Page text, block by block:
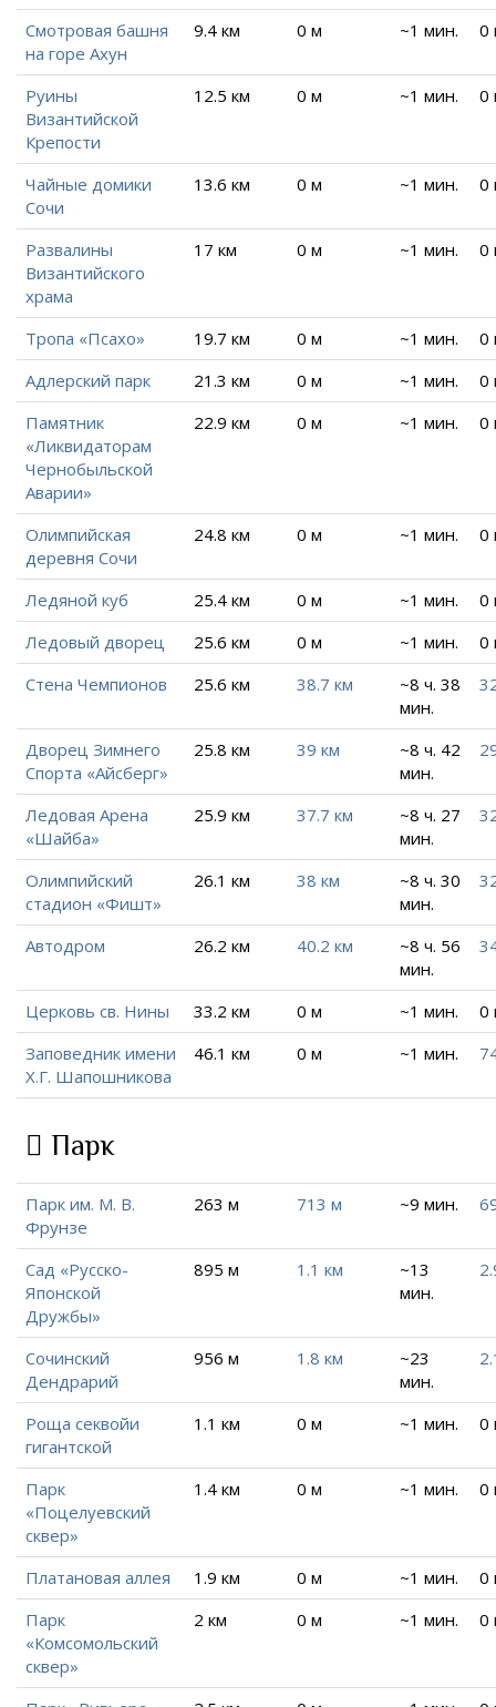
Смотровая башня
на горе Ахун
9.4 км 0 м ~1 мин. 0
Руины
Византийской
Крепости
12.5 км 0 м ~1 мин. 0
Чайные домики
Сочи
13.6 км 0 м ~1 мин. 0
Развалины
Византийского
храма
17 км 0 м ~1 мин. 0
Тропа «Псахо» 19.7 км 0 м ~1 мин.
0
Адлерский парк
21.3 км 0 м ~1 мин.
0
Памятник
«Ликвидаторам
Чернобыльской
Аварии»
22.9 км 0 м ~1 мин. 0
Олимпийская
деревня Сочи
24.8 км 0 м ~1 мин. 0
Ледяной куб 25.4 км 0 м ~1 мин.
0
Ледовый дворец
25.6 км 0 м ~1 мин.
0
Стена Чемпионов
25.6 км 38.7 км
~8 ч. 38
мин.
Дворец Зимнего
Спорта «Айсберг»
25.8 км 39 км
~8 ч. 42
мин.
Ледовая Арена
«Шайба»
25.9 км 37.7 км
~8 ч. 27
мин.
Олимпийский
стадион «Фишт»
26.1 км 38 км
~8 ч. 30
мин.
Автодром 26.2 км 40.2 км
~8 ч. 56
мин.
Церковь св. Нины 33.2 км 0 м ~1 мин.
0
Заповедник имени
Х.Г. Шапошникова
46.1 км 0 м ~1 мин.
Парк
Парк им. М. В.
Фрунзе
263 м 713 м ~9 мин.
Сад «Русско-
Японской
Дружбы»
895 м 1.1 км
~13
мин.
Сочинский
Дендрарий
956 м 1.8 км
~23
мин.
Роща секвойи
гигантской
1.1 км 0 м ~1 мин. 0
Парк
«Поцелуевский
сквер»
1.4 км 0 м ~1 мин. 0
Платановая аллея 1.9 км 0 м ~1 мин.
0
Парк
«Комсомольский
сквер»
2 км 0 м ~1 мин. 0